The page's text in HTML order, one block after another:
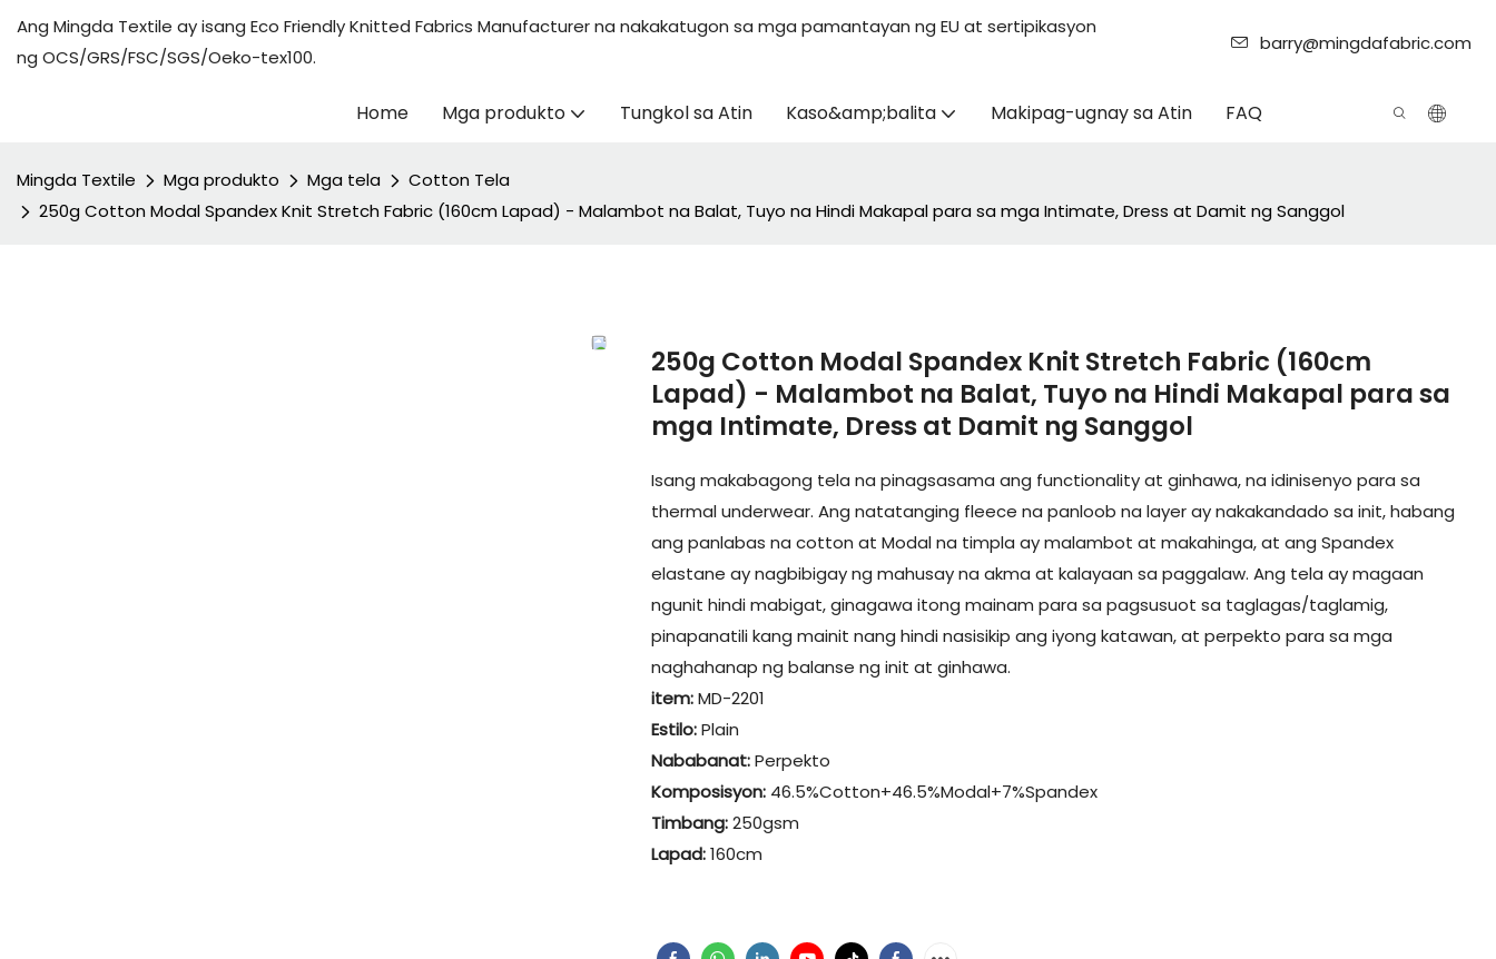
Ang Mingda Textile ay isang Eco Friendly Knitted Fabrics Manufacturer na nakakatugon sa mga pamantayan ng EU at sertipikasyon
ng OCS/GRS/FSC/SGS/Oeko-tex100.
barry@mingdafabric.com
Home Mga produkto Tungkol sa Atin Kaso&amp;balita Makipag-ugnay sa Atin FAQ
Mingda Textile Mga produkto Mga tela
Cotton Tela
250g Cotton Modal Spandex Knit Stretch Fabric (160cm Lapad) - Malambot na Balat, Tuyo na Hindi Makapal para sa mga Intimate, Dress at Damit ng Sanggol
250g Cotton Modal Spandex Knit Stretch Fabric (160cm
Lapad) - Malambot na Balat, Tuyo na Hindi Makapal para sa
mga Intimate, Dress at Damit ng Sanggol
Isang makabagong tela na pinagsasama ang functionality at ginhawa, na idinisenyo para sa
thermal underwear. Ang natatanging fleece na panloob na layer ay nakakandado sa init, habang
ang panlabas na cotton at Modal na timpla ay malambot at makahinga, at ang Spandex
elastane ay nagbibigay ng mahusay na akma at kalayaan sa paggalaw. Ang tela ay magaan
ngunit hindi mabigat, ginagawa itong mainam para sa pagsusuot sa taglagas/taglamig,
pinapanatili kang mainit nang hindi nasisikip ang iyong katawan, at perpekto para sa mga
naghahanap ng balanse ng init at ginhawa.
item:MD-2201
Estilo:Plain
Nababanat:Perpekto
Komposisyon: 46.5%Cotton+46.5%Modal+7%Spandex
Timbang:250gsm
Lapad:160cm